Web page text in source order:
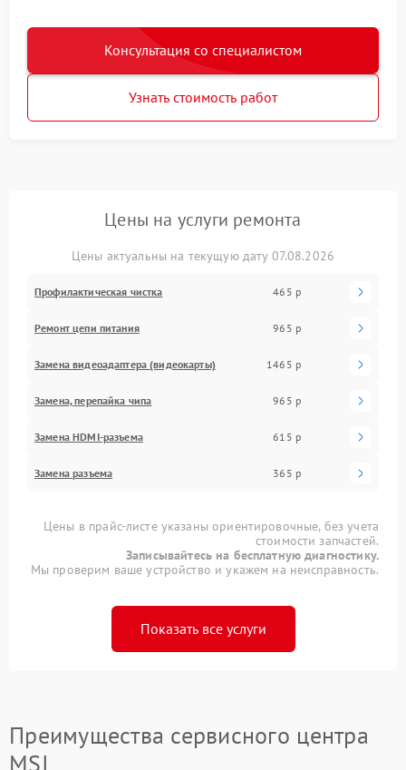
Консультация со специалистом
Узнать стоимость работ
Цены на услуги ремонта
Цены актуальны на текущую дату 07.08.2026
Профилактическая чистка 465 р
Ремонт цепи питания 965 р
Замена видеоадаптера (видеокарты) 1465 р
Замена, перепайка чипа 965 р
Замена HDMI-разъема 615 р
Замена разъема 365 р
Цены в прайс-листе указаны ориентировочные, без учета
стоимости запчастей.
Записывайтесь на бесплатную диагностику.
Мы проверим ваше устройство и укажем на неисправность.
Показать все услуги
Преимущества сервисного центра
MSI